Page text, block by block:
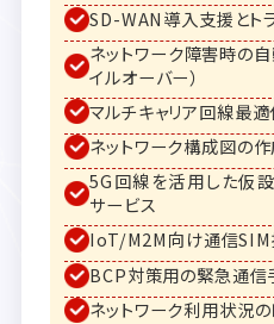
SD-WAN導入支援とト
ネットワーク障害時の自
イルオーバー）
マルチキャリア回線最
ネットワーク構成図の
5G回線を活用した仮
サービス
IoT/M2M向け通信SIM
BCP対策用の緊急通信
ネットワーク利用状況